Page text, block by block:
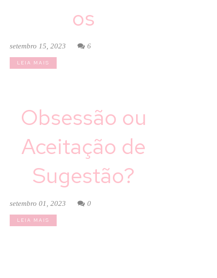
os
setembro 15, 2023 6
LEIA MAIS
Obsessão ou
Aceitação de
Sugestão?
setembro 01, 2023 0
LEIA MAIS